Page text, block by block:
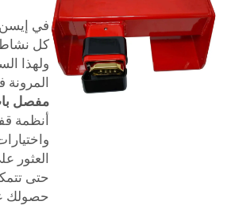
في
كل
ولهذا
المرونة
مفصل
أنظمة
العثور
حتى
حصولك